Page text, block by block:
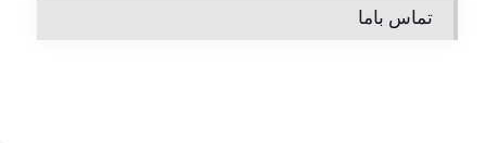
تماس باما